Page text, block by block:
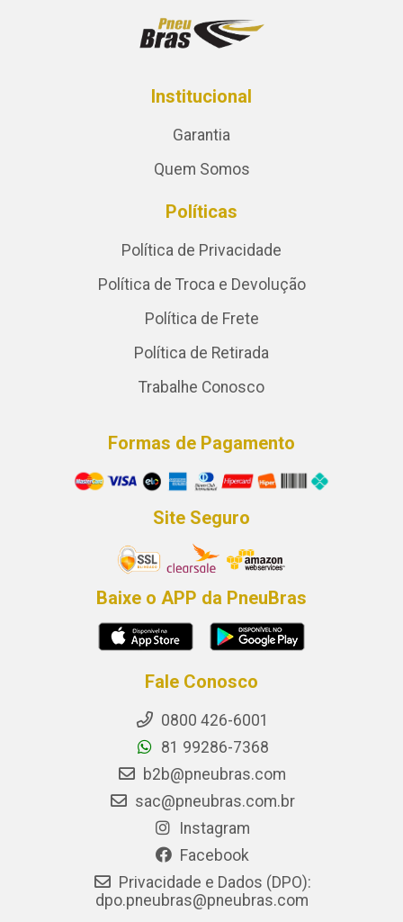
Institucional
Garantia
Quem Somos
Políticas
Política de Privacidade
Política de Troca e Devolução
Política de Frete
Política de Retirada
Trabalhe Conosco
Formas de Pagamento
Site Seguro
Baixe o APP da PneuBras
Fale Conosco
0800 426-6001
81 99286-7368
b2b@pneubras.com
sac@pneubras.com.br
Instagram
Facebook
Privacidade e Dados (DPO):
dpo.pneubras@pneubras.com